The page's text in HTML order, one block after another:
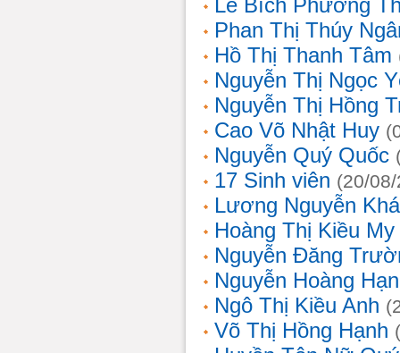
Lê Bích Phương
Phan Thị Thúy
Hồ Thị Thanh Tâm
Nguyễn Thị Ngọc
Nguyễn Thị Hồng
Cao Võ Nhật Huy
Nguyễn Quý Quốc
17 Sinh viên (20/
Lương Nguyễn
Hoàng Thị Kiều My
Nguyễn Đăng
Nguyễn Hoàng
Ngô Thị Kiều Anh
Võ Thị Hồng Hạnh